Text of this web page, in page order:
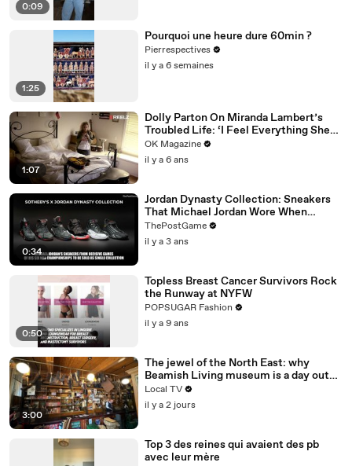
0:09
1:25
Pourquoi une heure dure 60min ?
Pierrespectives
il y a 6 semaines
1:07
Dolly Parton On Miranda Lambert’s
Troubled Life: ‘I Feel Everything She
Writes’: Watch REELZ Doc
OK Magazine
il y a 6 ans
0:34
Jordan Dynasty Collection: Sneakers
That Michael Jordan Wore When
Winning Six NBA Titles
ThePostGame
il y a 3 ans
0:50
Topless Breast Cancer Survivors Rock
the Runway at NYFW
POPSUGAR Fashion
il y a 9 ans
3:00
The jewel of the North East: why
Beamish Living museum is a day out
like no other
Local TV
il y a 2 jours
Top 3 des reines qui avaient des pb
avec leur mère